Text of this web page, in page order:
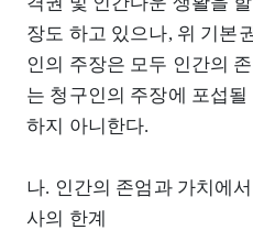
장도 하고 있으나, 위 기본
인의 주장은 모두 인간의
는 청구인의 주장에 포섭
하지 아니한다.
나. 인간의 존엄과 가치에
사의 한계